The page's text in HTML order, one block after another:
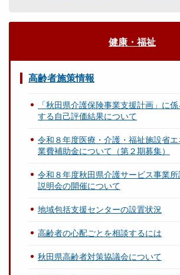
健康・福祉
高齢者施策情報
「秋田県介護保険事業支援計画」に
する自己評価結果について
令和８年度医療・介護・福祉施設省
業費補助金について（第２期募集）
令和８年度秋田県介護サービス事業
説明会の開催について
地域包括支援センターの設置状況
高齢者の心配ごとを相談するには
秋田県高齢者対策協議会について